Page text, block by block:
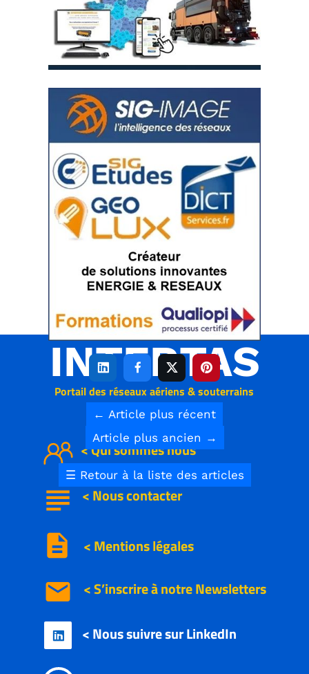
description
subject
email
INTERTAS
<Nouscontacter
< Nous suivre sur LinkedIn
< Qui sommes nous
< S’inscrire à notreNewsletters
< Mentions légales
Portail des réseaux aériens & souterrains

   
← Article plus récent
Article plus ancien →
☰ Retour à la liste des articles